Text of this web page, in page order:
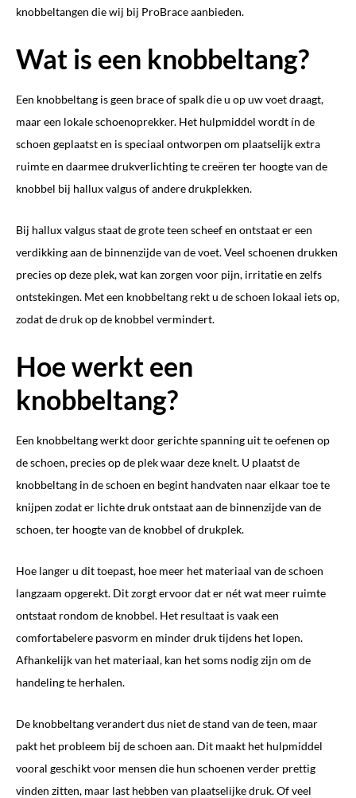
knobbeltangen die wij bij ProBrace aanbieden.
Wat is een knobbeltang?
Een knobbeltang is geen brace of spalk die u op uw voet draagt,
maar een lokale schoenoprekker. Het hulpmiddel wordt ín de
schoen geplaatst en is speciaal ontworpen om plaatselijk extra
ruimte en daarmee drukverlichting te creëren ter hoogte van de
knobbel bij hallux valgus of andere drukplekken.
Bij hallux valgus staat de grote teen scheef en ontstaat er een
verdikking aan de binnenzijde van de voet. Veel schoenen drukken
precies op deze plek, wat kan zorgen voor pijn, irritatie en zelfs
ontstekingen. Met een knobbeltang rekt u de schoen lokaal iets op,
zodat de druk op de knobbel vermindert.
Hoe werkt een
knobbeltang?
Een knobbeltang werkt door gerichte spanning uit te oefenen op
de schoen, precies op de plek waar deze knelt. U plaatst de
knobbeltang in de schoen en begint handvaten naar elkaar toe te
knijpen zodat er lichte druk ontstaat aan de binnenzijde van de
schoen, ter hoogte van de knobbel of drukplek.
Hoe langer u dit toepast, hoe meer het materiaal van de schoen
langzaam opgerekt. Dit zorgt ervoor dat er nét wat meer ruimte
ontstaat rondom de knobbel. Het resultaat is vaak een
comfortabelere pasvorm en minder druk tijdens het lopen.
Afhankelijk van het materiaal, kan het soms nodig zijn om de
handeling te herhalen.
De knobbeltang verandert dus niet de stand van de teen, maar
pakt het probleem bij de schoen aan. Dit maakt het hulpmiddel
vooral geschikt voor mensen die hun schoenen verder prettig
vinden zitten, maar last hebben van plaatselijke druk. Of veel